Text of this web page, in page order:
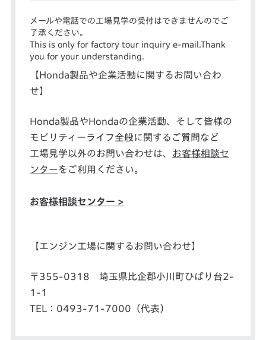
メールや電話での工場見学の受付はできませんのでご
了承ください。
This is only for factory tour inquiry e-mail.Thank
you for your understanding.
【Honda製品や企業活動に関するお問い合わ
せ】
Honda製品やHondaの企業活動、そして皆様の
モビリティーライフ全般に関するご質問など
工場見学以外のお問い合わせは、 お客様相談セ
ンターをご利用ください。
お客様相談センター >
【エンジン工場に関するお問い合わせ】
〒355-0318 埼玉県比企郡小川町ひばり台2-
1-1
TEL：0493-71-7000（代表）